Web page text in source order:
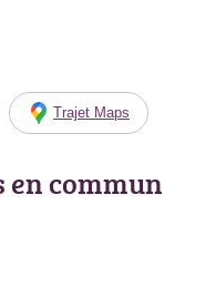
Trajet Maps
commun